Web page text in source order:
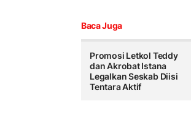
Baca Juga
Promosi Letkol Teddy
dan Akrobat Istana
Legalkan Seskab Diisi
Tentara Aktif